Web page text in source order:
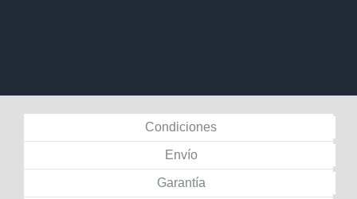
Condiciones
Envío
Garantía